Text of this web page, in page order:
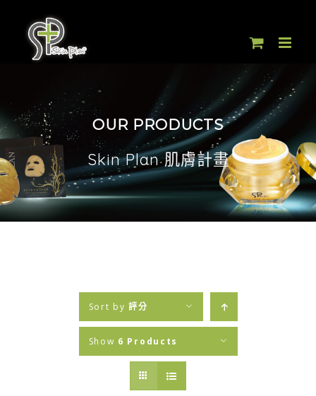
content
OUR PRODUCTS
Skin Plan 肌膚計畫
Sort by評分
Show 6 Products